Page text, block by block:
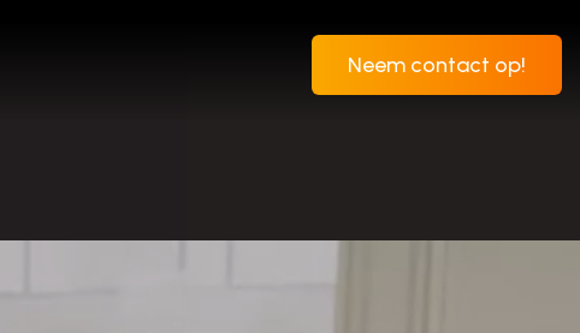
Neem contact op!
Neem contact op!